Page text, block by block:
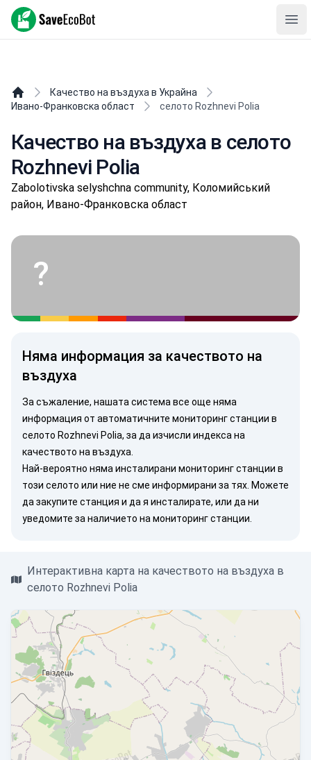
SaveEcoBot
Качество на въздуха в Украйна
Ивано-Франковска област
селото Rozhnevi Polia
Качество на въздуха в селото
Rozhnevi Polia
Zabolotivska selyshchna community, Коломийський
район, Ивано-Франковска област
?
Няма информация за качеството на
въздуха
За съжаление, нашата система все още няма
информация от автоматичните мониторинг станции в
селото Rozhnevi Polia, за да изчисли индекса на
качеството на въздуха.
Най-вероятно няма инсталирани мониторинг станции в
този селото или ние не сме информирани за тях. Можете
да закупите станция и да я инсталирате, или да ни
уведомите за наличието на мониторинг станции.
Интерактивна карта на качеството на въздуха в
селото Rozhnevi Polia